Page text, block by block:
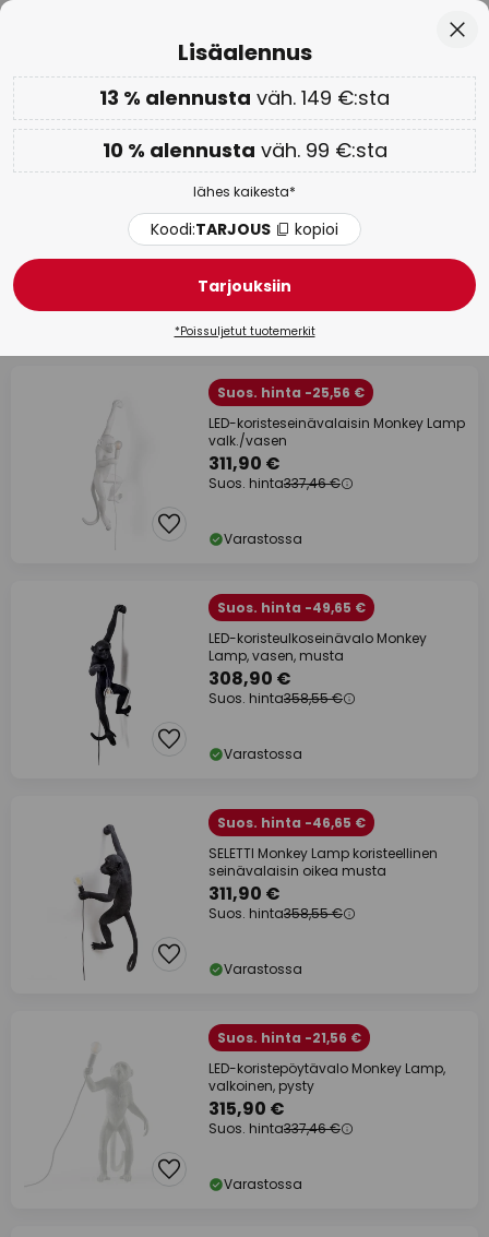
Vain
01D 06H 33M 33S
Lisäalennus: 10 % väh. 99 €:sta tai 13 % väh. 149 €:sta-
lähes kaikesta
Koodi:TARJOUS kopioi
WOW-viikko:jopa -70 % >
Seletti
Suodatin
Suos. hinta -25,56 €
LED-koristeseinävalaisin Monkey Lamp
valk./vasen
311,90 €
Suos. hinta337,46 €
Varastossa
Suos. hinta -49,65 €
LED-koristeulkoseinävalo Monkey
Lamp, vasen, musta
308,90 €
Suos. hinta358,55 €
Varastossa
Suos. hinta -46,65 €
SELETTI Monkey Lamp koristeellinen
seinävalaisin oikea musta
311,90 €
Suos. hinta358,55 €
Varastossa
Suos. hinta -21,56 €
LED-koristepöytävalo Monkey Lamp,
valkoinen, pysty
315,90 €
Suos. hinta337,46 €
Varastossa
Lisäalennus
13 % alennusta väh. 149 €:sta
10 % alennusta väh. 99 €:sta
lähes kaikesta*
Koodi:TARJOUS kopioi
Tarjouksiin
*Poissuljetut tuotemerkit